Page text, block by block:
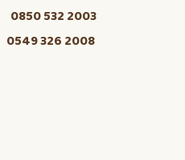
0850 532 2003
0549 326 2008